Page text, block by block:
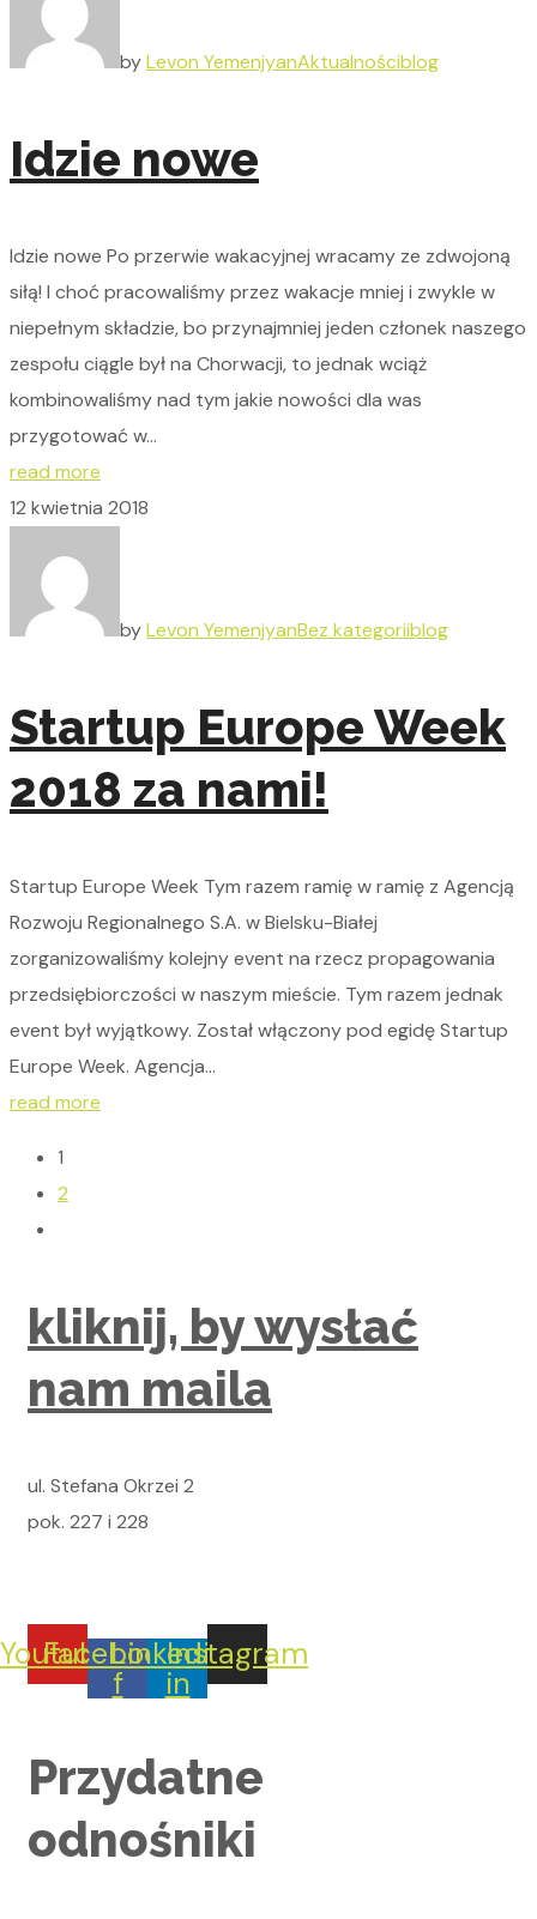
byLevon YemenjyanAktualnościblog
Idzie nowe
Idzie nowe Po przerwie wakacyjnej wracamy ze zdwojoną
siłą! I choć pracowaliśmy przez wakacje mniej i zwykle w
niepełnym składzie, bo przynajmniej jeden członek naszego
zespołu ciągle był na Chorwacji, to jednak wciąż
kombinowaliśmy nad tym jakie nowości dla was
przygotować w...
read more
12 kwietnia 2018
byLevon YemenjyanBez kategoriiblog
Startup Europe Week
2018 za nami!
Startup Europe Week Tym razem ramię w ramię z Agencją
Rozwoju Regionalnego S.A. w Bielsku-Białej
zorganizowaliśmy kolejny event na rzecz propagowania
przedsiębiorczości w naszym mieście. Tym razem jednak
event był wyjątkowy. Został włączony pod egidę Startup
Europe Week. Agencja...
read more
1
2
kliknij, by wysłać
nam maila
ul. Stefana Okrzei 2
pok. 227 i 228
Youtube
Facebook-
f
Linkedin-
in
Instagram
Przydatne
odnośniki